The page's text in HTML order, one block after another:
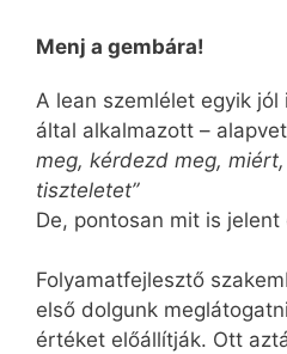
Menj a gembára!
A lean szemlélet egyik jól
által alkalmazott –
meg, kérdezd meg,
tiszteletet”
De, pontosan mit is jelent
Folyamatfejlesztő
első dolgunk
értéket előállítják. Ott